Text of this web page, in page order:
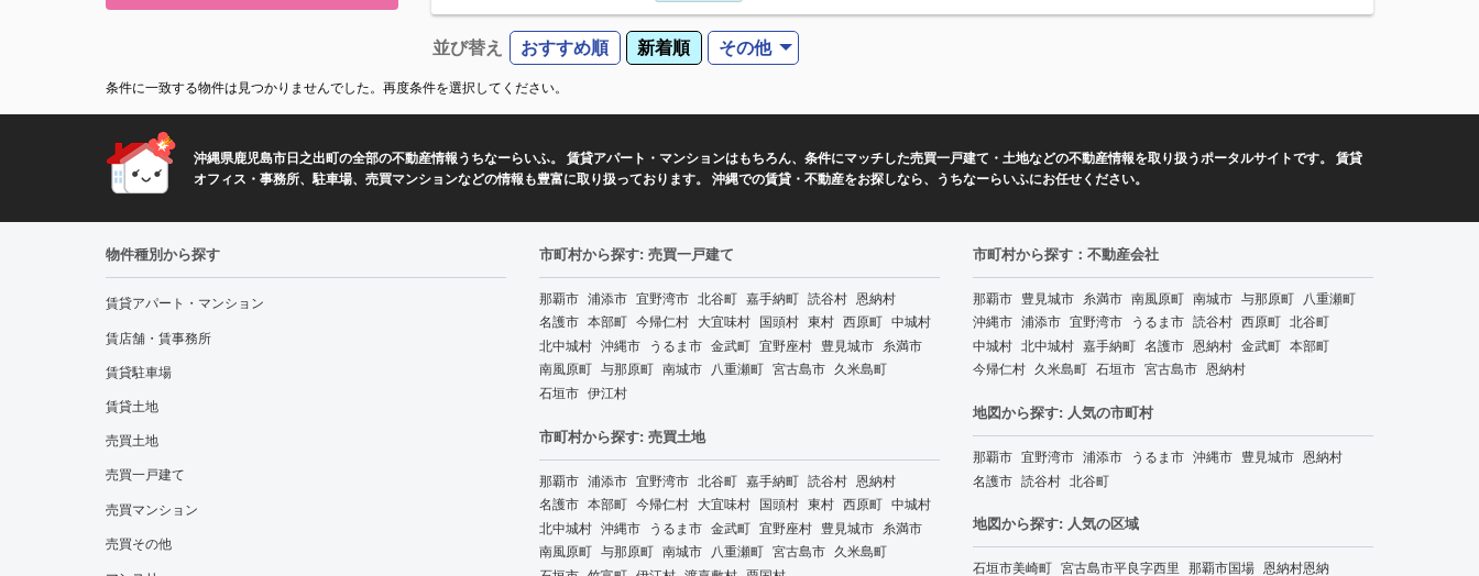
並び替え おすすめ順 新着順 その他
条件に一致する物件は見つかりませんでした。再度条件を選択してください。
沖縄県鹿児島市日之出町の全部の不動産情報うちなーらいふ。 賃貸アパート・マンションはもちろん、条件にマッチした売買一戸建て・土地などの不動産情報を取り扱うポータルサイトです。 賃貸
オフィス・事務所、駐車場、売買マンションなどの情報も豊富に取り扱っております。 沖縄での賃貸・不動産をお探しなら、うちなーらいふにお任せください。
物件種別から探す
賃貸アパート・マンション
賃店舗・賃事務所
賃貸駐車場
賃貸土地
売買土地
売買一戸建て
売買マンション
売買その他
市町村から探す: 売買一戸建て
那覇市 浦添市 宜野湾市 北谷町 嘉手納町 読谷村 恩納村
名護市 本部町 今帰仁村 大宜味村 国頭村 東村 西原町 中城村
北中城村 沖縄市 うるま市 金武町 宜野座村 豊見城市 糸満市
南風原町 与那原町 南城市 八重瀬町 宮古島市 久米島町
石垣市 伊江村
市町村から探す: 売買土地
那覇市 浦添市 宜野湾市 北谷町 嘉手納町 読谷村 恩納村
名護市 本部町 今帰仁村 大宜味村 国頭村 東村 西原町 中城村
北中城村 沖縄市 うるま市 金武町 宜野座村 豊見城市 糸満市
南風原町 与那原町 南城市 八重瀬町 宮古島市 久米島町
市町村から探す：不動産会社
那覇市 豊見城市 糸満市 南風原町 南城市 与那原町 八重瀬町
沖縄市 浦添市 宜野湾市 うるま市 読谷村 西原町 北谷町
中城村 北中城村 嘉手納町 名護市 恩納村 金武町 本部町
今帰仁村 久米島町 石垣市 宮古島市 恩納村
地図から探す: 人気の市町村
那覇市 宜野湾市 浦添市 うるま市 沖縄市 豊見城市 恩納村
名護市 読谷村 北谷町
地図から探す: 人気の区域
石垣市美崎町 宮古島市平良字西里 那覇市国場 恩納村恩納